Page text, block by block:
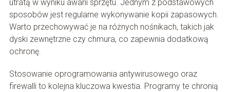
utratą w wyniku awarii sprzętu. Jednym z podstawowych
sposobów jest regularne wykonywanie kopii zapasowych.
Warto przechowywać je na różnych nośnikach, takich jak
dyski zewnętrzne czy chmura, co zapewnia dodatkową
ochronę.
Stosowanie oprogramowania antywirusowego oraz
firewalli to kolejna kluczowa kwestia. Programy te chronią